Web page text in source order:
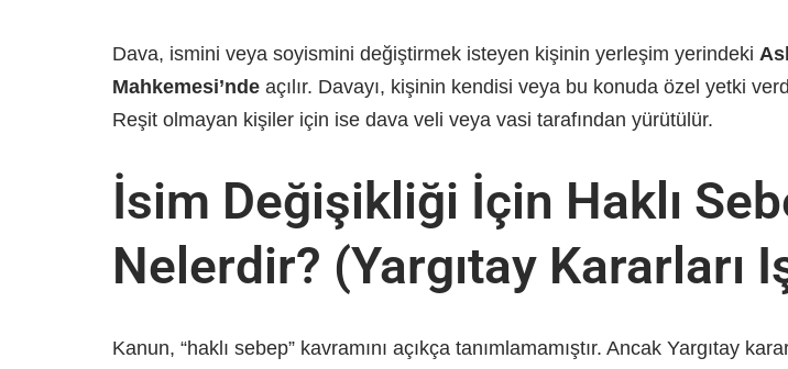
Dava, ismini veya soyismini değiştirmek isteyen kişinin yerleşim yerindeki
Mahkemesi’nde açılır. Davayı, kişinin kendisi veya bu konuda özel yetki
Reşit olmayan kişiler için ise dava veli veya vasi tarafından yürütülür.
İsim Değişikliği İçin Haklı
Nelerdir? (Yargıtay Kararları
Kanun, “haklı sebep” kavramını açıkça tanımlamamıştır. Ancak Yargıtay